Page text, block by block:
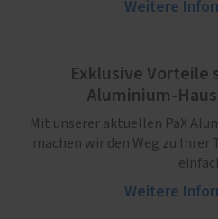
Weitere
Exklusive Vorteile
Aluminium-
Mit unserer aktuellen PaX
machen wir den Weg zu
Weitere